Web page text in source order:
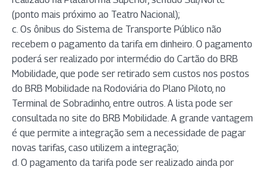
(ponto mais próximo ao Teatro Nacional);
c. Os ônibus do Sistema de Transporte Público não
recebem o pagamento da tarifa em dinheiro. O pagamento
poderá ser realizado por intermédio do Cartão do BRB
Mobilidade, que pode ser retirado sem custos nos postos
do BRB Mobilidade na Rodoviária do Plano Piloto, no
Terminal de Sobradinho, entre outros. A lista pode ser
consultada no site do BRB Mobilidade. A grande vantagem
é que permite a integração sem a necessidade de pagar
novas tarifas, caso utilizem a integração;
d. O pagamento da tarifa pode ser realizado ainda por